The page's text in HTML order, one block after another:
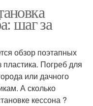
шаг за
обзор поэтапных
Погреб для
или дачного
А сколько
кессона ?